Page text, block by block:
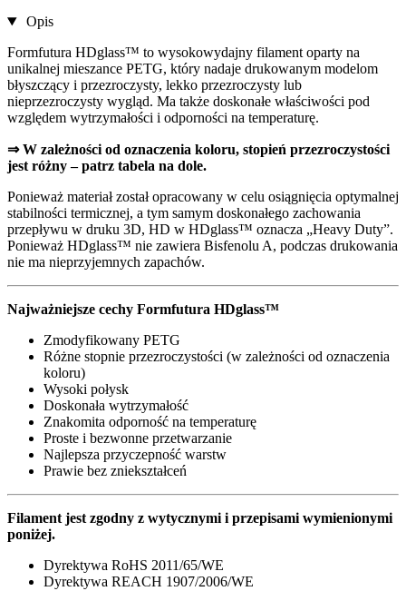
Opis
Formfutura HDglass™ to wysokowydajny filament oparty na
unikalnej mieszance PETG, który nadaje drukowanym modelom
błyszczący i przezroczysty, lekko przezroczysty lub
nieprzezroczysty wygląd. Ma także doskonałe właściwości pod
względem wytrzymałości i odporności na temperaturę.
⇒ W zależności od oznaczenia koloru, stopień przezroczystości
jest różny – patrz tabela na dole.
Ponieważ materiał został opracowany w celu osiągnięcia optymalnej
stabilności termicznej, a tym samym doskonałego zachowania
przepływu w druku 3D, HD w HDglass™ oznacza „Heavy Duty”.
Ponieważ HDglass™ nie zawiera Bisfenolu A, podczas drukowania
nie ma nieprzyjemnych zapachów.
Najważniejsze cechy Formfutura HDglass™
Zmodyfikowany PETG
Różne stopnie przezroczystości (w zależności od oznaczenia
koloru)
Wysoki połysk
Doskonała wytrzymałość
Znakomita odporność na temperaturę
Proste i bezwonne przetwarzanie
Najlepsza przyczepność warstw
Prawie bez zniekształceń
Filament jest zgodny z wytycznymi i przepisami wymienionymi
poniżej.
Dyrektywa RoHS 2011/65/WE
Dyrektywa REACH 1907/2006/WE